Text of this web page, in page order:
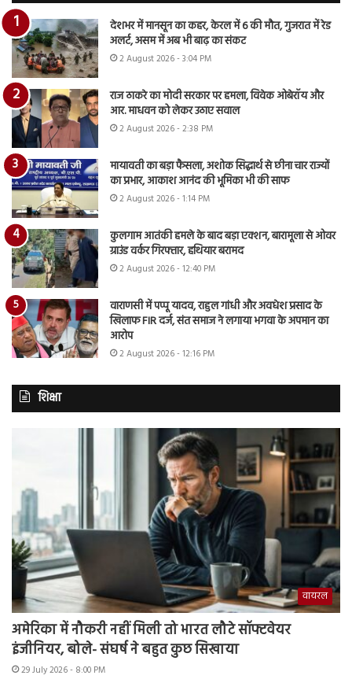
देशभर में मानसून का कहर, केरल में 6 की मौत, गुजरात में रेड
अलर्ट, असम में अब भी बाढ़ का संकट
2 August 2026 - 3:04 PM
राज ठाकरे का मोदी सरकार पर हमला, विवेक ओबेरॉय और
आर. माधवन को लेकर उठाए सवाल
2 August 2026 - 2:38 PM
मायावती का बड़ा फैसला, अशोक सिद्धार्थ से छीना चार राज्यों
का प्रभार, आकाश आनंद की भूमिका भी की साफ
2 August 2026 - 1:14 PM
कुलगाम आतंकी हमले के बाद बड़ा एक्शन, बारामूला से ओवर
ग्राउंड वर्कर गिरफ्तार, हथियार बरामद
2 August 2026 - 12:40 PM
वाराणसी में पप्पू यादव, राहुल गांधी और अवधेश प्रसाद के
खिलाफ FIR दर्ज, संत समाज ने लगाया भगवा के अपमान का
आरोप
2 August 2026 - 12:16 PM
शिक्षा
वायरल
अमेरिका में नौकरी नहीं मिली तो भारत लौटे सॉफ्टवेयर
इंजीनियर, बोले- संघर्ष ने बहुत कुछ सिखाया
29 July 2026 - 8:00 PM